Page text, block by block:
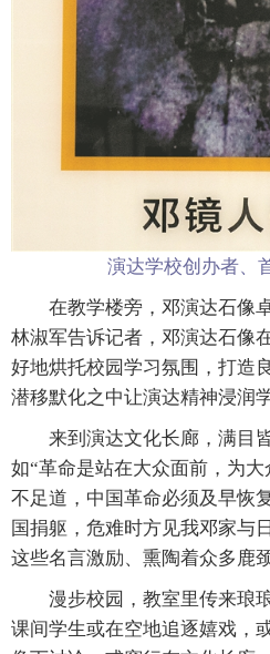
演达学校创办者、
在教学楼旁，邓演达石像卓
林淑军告诉记者，邓演达石像
好地烘托校园学习氛围，打造
潜移默化之中让演达精神浸润
来到演达文化长廊，满目皆
如“革命是站在大众面前，为
不足道，中国革命必须及早恢
国捐躯，危难时方见我邓家
这些名言激励、熏陶着众多鹿
漫步校园，教室里传来琅琅
课间学生或在空地追逐嬉戏，